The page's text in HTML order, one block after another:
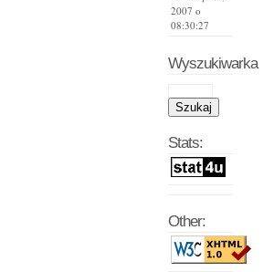
2007 o
08:30:27
Wyszukiwarka
Stats:
Other: